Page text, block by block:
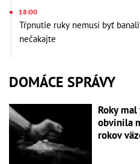
18:00
Tŕpnutie ruky nemusí byť
nečakajte
DOMÁCE SPRÁVY
Roky
obvinila
rokov